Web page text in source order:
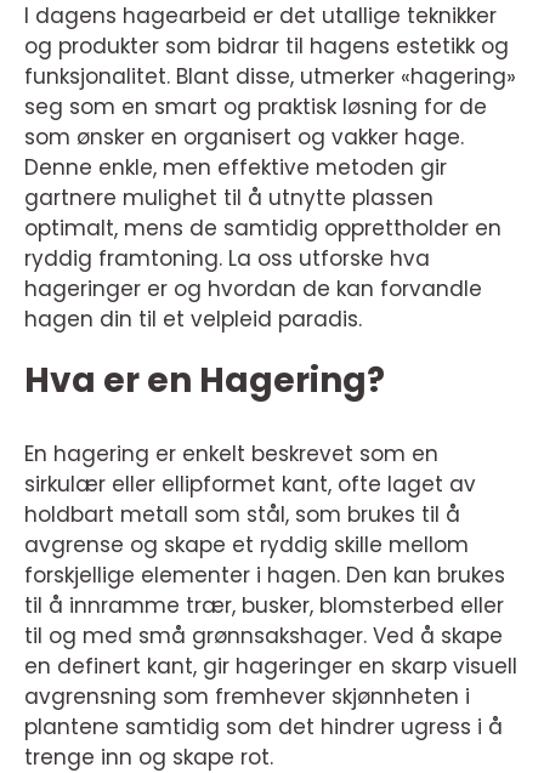
I dagens hagearbeid er det utallige teknikker
og produkter som bidrar til hagens estetikk og
funksjonalitet. Blant disse, utmerker «hagering»
seg som en smart og praktisk løsning for de
som ønsker en organisert og vakker hage.
Denne enkle, men effektive metoden gir
gartnere mulighet til å utnytte plassen
optimalt, mens de samtidig opprettholder en
ryddig framtoning. La oss utforske hva
hageringer er og hvordan de kan forvandle
hagen din til et velpleid paradis.
Hva er en Hagering?
En hagering er enkelt beskrevet som en
sirkulær eller ellipformet kant, ofte laget av
holdbart metall som stål, som brukes til å
avgrense og skape et ryddig skille mellom
forskjellige elementer i hagen. Den kan brukes
til å innramme trær, busker, blomsterbed eller
til og med små grønnsakshager. Ved å skape
en definert kant, gir hageringer en skarp visuell
avgrensning som fremhever skjønnheten i
plantene samtidig som det hindrer ugress i å
trenge inn og skape rot.